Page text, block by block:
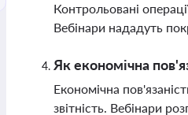
Контрольовані
Вебінари нададуть
Як економічна
Економічна
звітність. Вебінари